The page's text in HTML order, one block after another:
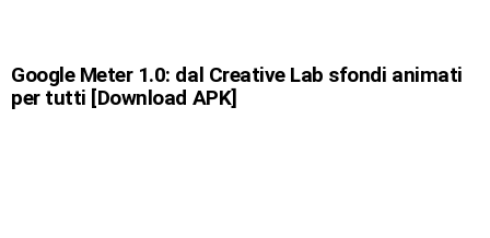
Google Meter 1.0: dal Creative Lab sfondi animati
per tutti [Download APK]